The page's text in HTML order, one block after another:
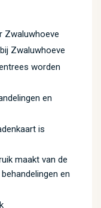
Zwaluwhoeve
Zwaluwhoeve
worden
en
is
maakt van de
en